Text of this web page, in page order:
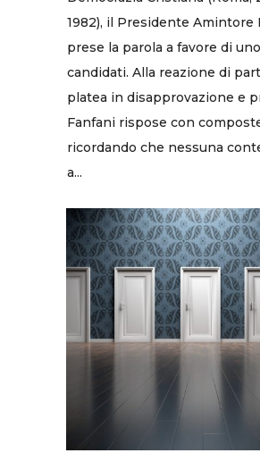
1982), il Presidente Amintore
prese la parola a favore di
candidati. Alla reazione di
platea in disapprovazione e
Fanfani rispose con
ricordando che nessuna
a...